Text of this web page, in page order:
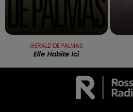
GERALD DE PALMAS
Elle Habite Ici